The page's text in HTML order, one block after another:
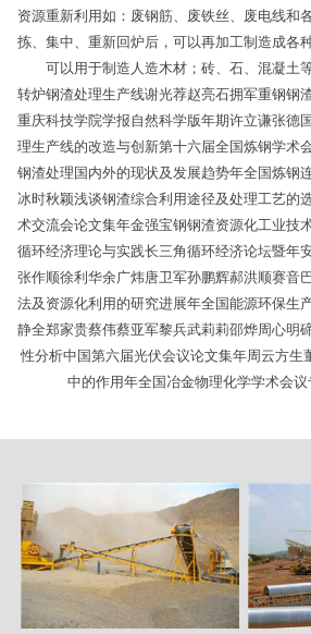
资源重新利用如：废钢筋、废铁丝、废电线和
拣、集中、重新回炉后，可以再加工制造成各
可以用于制造人造木材；砖、石、混凝土
转炉钢渣处理生产线谢光荐赵亮石拥军重钢钢
重庆科技学院学报自然科学版年期许立谦张德
理生产线的改造与创新第十六届全国炼钢学术
钢渣处理国内外的现状及发展趋势年全国炼钢
冰时秋颖浅谈钢渣综合利用途径及处理工艺的
术交流会论文集年金强宝钢钢渣资源化工业技
循环经济理论与实践长三角循环经济论坛暨年
张作顺徐利华余广炜唐卫军孙鹏辉郝洪顺赛音
法及资源化利用的研究进展年全国能源环保生
静全郑家贵蔡伟蔡亚军黎兵武莉莉邵烨周心明
性分析中国第六届光伏会议论文集年周云方生
中的作用年全国冶金物理化学学术会议